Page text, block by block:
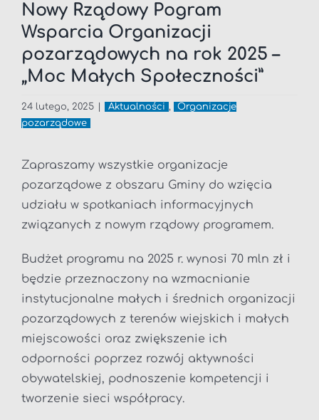
Nowy Rządowy Pogram
Wsparcia Organizacji
pozarządowych na rok 2025 –
„Moc Małych Społeczności”
24 lutego, 2025 Aktualności ,
Organizacje
pozarządowe
Zapraszamy wszystkie organizacje
pozarządowe z obszaru Gminy do wzięcia
udziału w spotkaniach informacyjnych
związanych z nowym rządowy programem.
Budżet programu na 2025 r. wynosi 70 mln zł i
będzie przeznaczony na wzmacnianie
instytucjonalne małych i średnich organizacji
pozarządowych z terenów wiejskich i małych
miejscowości oraz zwiększenie ich
odporności poprzez rozwój aktywności
obywatelskiej, podnoszenie kompetencji i
tworzenie sieci współpracy.